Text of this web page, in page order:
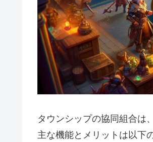
タウンシップの協同組合は
主な機能とメリットは以下